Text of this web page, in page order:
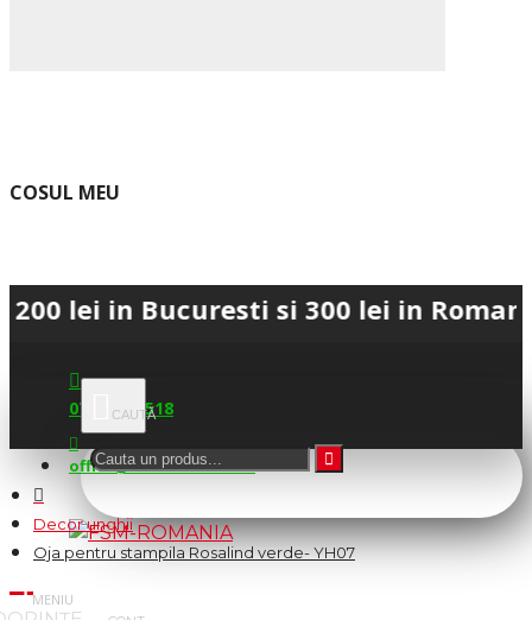
COSUL MEU
Bucuresti si 300 lei in Romania •
0745.677.518
office@fsm-romania.ro
Decor unghii
Oja pentru stampila Rosalind verde- YH07